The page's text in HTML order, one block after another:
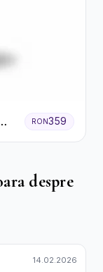
RON359
despre
14.02.2026